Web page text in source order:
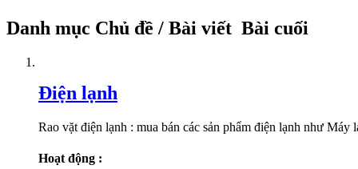
Danh mục Chủ đề / Bài viết Bài cuối
Điện lạnh
Rao vặt điện lạnh : mua bán các sản phẩm điện lạnh như
Hoạt động :